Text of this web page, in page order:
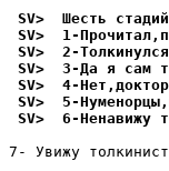
SV>  Шесть
SV>  1-
SV>  2-
SV>  3-Да я сам
SV>  4-
SV>  5-
SV>  6-Hенавижy
7- Увижу